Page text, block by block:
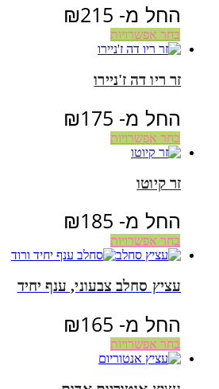
החל מ- ₪215
בחר אפשרויות
זר ריו דה ז'ניירו
החל מ- ₪175
בחר אפשרויות
זר קיוטו
החל מ- ₪185
בחר אפשרויות
עציץ סחלב צבעוני, ענף יחיד
החל מ- ₪165
בחר אפשרויות